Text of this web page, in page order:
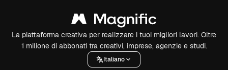
La piattaforma creativa per realizzare i tuoi migliori lavori. Oltre
1 milione di abbonati tra creativi, imprese, agenzie e studi.
Italiano